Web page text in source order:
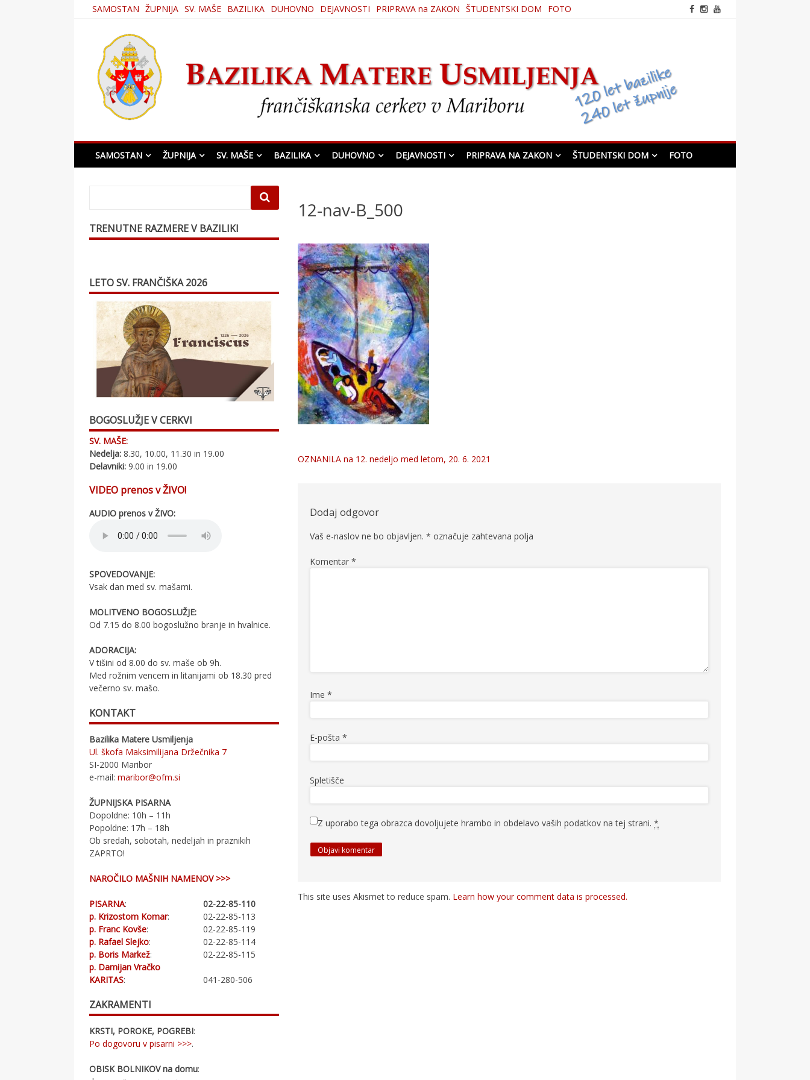
SAMOSTAN ŽUPNIJA SV. MAŠE BAZILIKA DUHOVNO DEJAVNOSTI PRIPRAVA na ZAKON ŠTUDENTSKI DOM FOTO
Bazilika Matere Usmiljenja
SAMOSTAN ŽUPNIJA SV. MAŠE BAZILIKA DUHOVNO DEJAVNOSTI PRIPRAVA NA ZAKON ŠTUDENTSKI DOM FOTO
12-nav-B_500
OZNANILA na 12. nedeljo med letom, 20. 6. 2021
Dodaj odgovor
Vaš e-naslov ne bo objavljen. * označuje zahtevana polja
Komentar *
Ime *
E-pošta *
Spletišče
Z uporabo tega obrazca dovoljujete hrambo in obdelavo vaših podatkov na tej strani. *
This site uses Akismet to reduce spam. Learn how your comment data is processed.
TRENUTNE RAZMERE V BAZILIKI
LETO SV. FRANČIŠKA 2026
BOGOSLUŽJE V CERKVI
SV. MAŠE:
Nedelja: 8.30, 10.00, 11.30 in 19.00
Delavniki: 9.00 in 19.00
VIDEO prenos v ŽIVO!
AUDIO prenos v ŽIVO:
SPOVEDOVANJE:
Vsak dan med sv. mašami.
MOLITVENO BOGOSLUŽJE:
Od 7.15 do 8.00 bogoslužno branje in hvalnice.
ADORACIJA:
V tišini od 8.00 do sv. maše ob 9h.
Med rožnim vencem in litanijami ob 18.30 pred
večerno sv. mašo.
KONTAKT
Bazilika Matere Usmiljenja
Ul. škofa Maksimilijana Držečnika 7
SI-2000 Maribor
e-mail:maribor@ofm.si
ŽUPNIJSKA PISARNA
Dopoldne: 10h – 11h
Popoldne: 17h – 18h
Ob sredah, sobotah, nedeljah in praznikih
ZAPRTO!
NAROČILO MAŠNIH NAMENOV >>>
PISARNA:
02-22-85-110
p. Krizostom Komar:
02-22-85-113
p. Franc Kovše:
02-22-85-119
p. Rafael Slejko:
02-22-85-114
p. Boris Markež:
02-22-85-115
p. Damijan Vračko
KARITAS: 041-280-506
ZAKRAMENTI
KRSTI, POROKE, POGREBI:
Po dogovoru v pisarni >>>.
OBISK BOLNIKOV na domu: